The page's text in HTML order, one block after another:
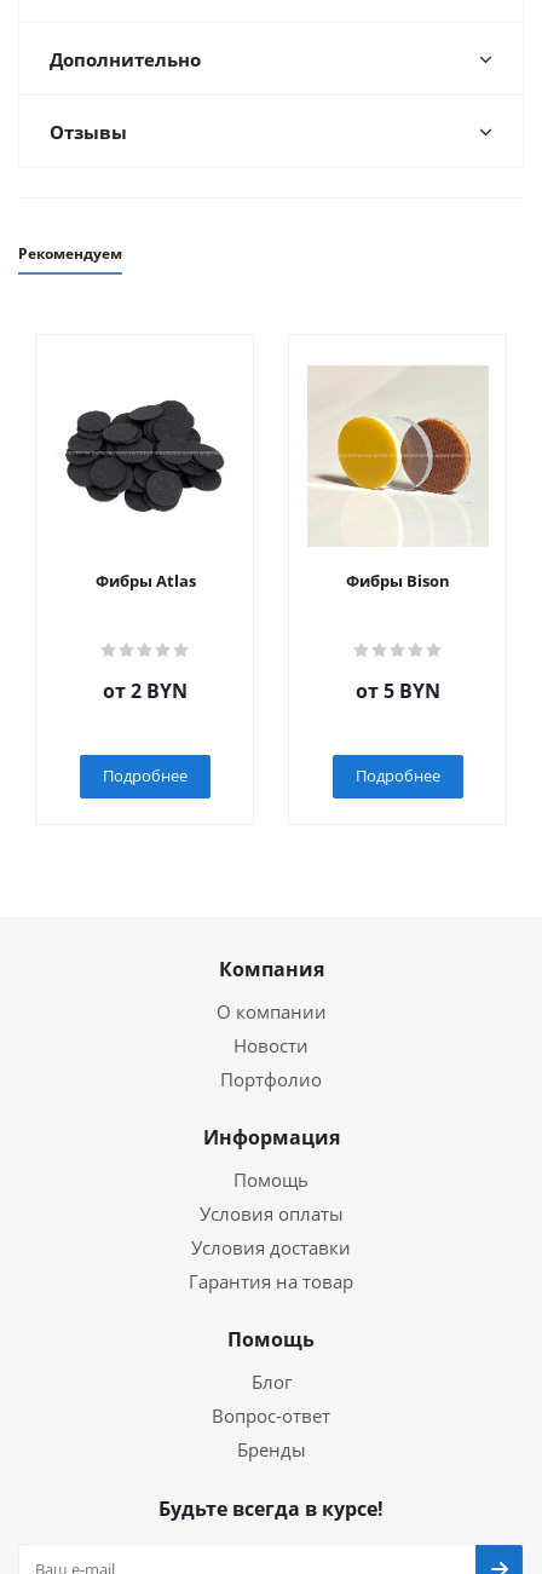
Дополнительно
Отзывы
Рекомендуем
Фибры Atlas
от2 BYN
Подробнее
Фибры Bison
от5 BYN
Подробнее
Компания
О компании
Новости
Портфолио
Информация
Помощь
Условия оплаты
Условия доставки
Гарантия на товар
Помощь
Блог
Вопрос-ответ
Бренды
Будьте всегда в курсе!